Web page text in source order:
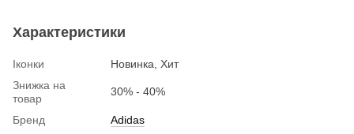
Характеристики
Іконки
Новинка, Хит
Знижка на
товар
30% - 40%
Бренд
Adidas